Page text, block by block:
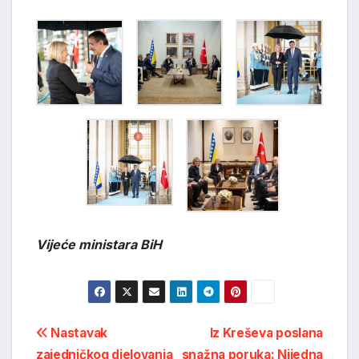
Vijeće ministara BiH
Post
Iz Kreševa poslana
snažna poruka: Nijedna
Nastavak
zajedničkog djelovanja